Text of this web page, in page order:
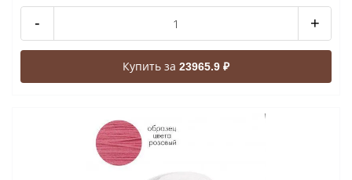
- +
Купить за 23965.9 ₽